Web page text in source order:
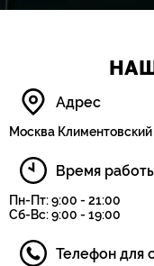
Адрес
Москва Климентовский
Время
Пн-Пт: 9:00 - 21:00
Сб-Вс: 9:00 - 19:00
Телефон для